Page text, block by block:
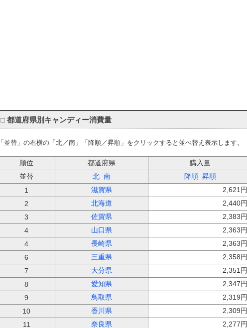
□都道府県別キャンディー消費量
「並替」の右横の「北／南」「降順／昇順」をクリックすると並べ替え表示します。
順位 都道府県 購入量
並替
北 南 降順 昇順
1
滋賀県 2,621円
2
北海道 2,440円
3
佐賀県 2,383円
4
山口県 2,363円
4
長崎県 2,363円
6
三重県 2,358円
7
大分県 2,351円
8
愛知県 2,347円
9
鳥取県 2,319円
10
香川県 2,309円
11
奈良県 2,277円